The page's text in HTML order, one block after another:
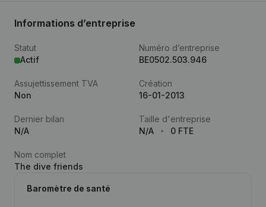
Informations d’entreprise
Statut
Actif
Numéro d’entreprise
BE0502.503.946
Assujettissement TVA
Non
Création
16-01-2013
Dernier bilan
N/A
Taille d'entreprise
N/A
0 FTE
Nom complet
The dive friends
Baromètre de santé